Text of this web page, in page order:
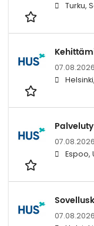
Turku,
Espoo,